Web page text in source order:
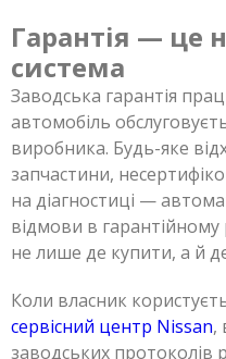
Гарантія — це
система
Заводська гарантія
автомобіль
виробника. Будь-яке
запчастини,
на діагностиці —
відмови в
не лише де купити, а й
Коли власник
сервісний центр Nissan,
заводських протоколів